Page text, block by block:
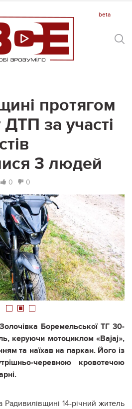
протягом
ДТП за участі
3 людей
0 0
1 2 3
Боремельської ТГ 30-
керуючи мотоциклом «Bajaj»,
та наїхав на паркан. Його із
черевною кровотечою
Радивилівщині 14-річний житель